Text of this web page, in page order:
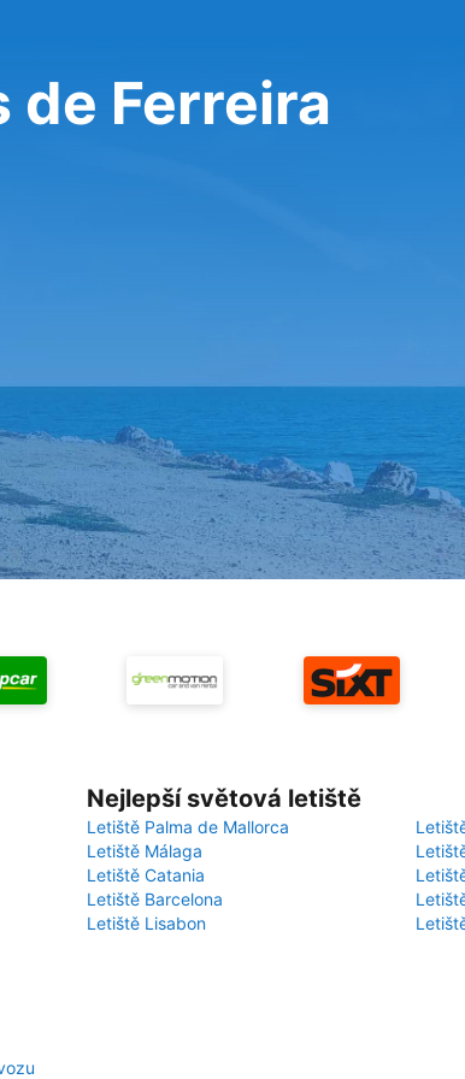
de Ferreira
Nejlepší světová letiště
Letiště Palma de Mallorca
Letiště Málaga
Letiště Catania
Letiště Barcelona
Letiště Lisabon